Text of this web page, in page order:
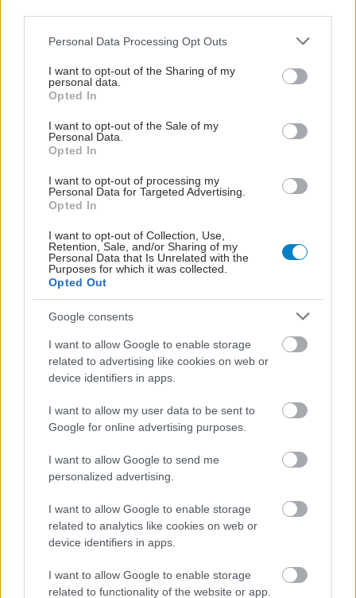
Please note that this website/app uses one or more Google
not limited to your visit or usage behaviour. You may click to
grant or deny consent to Google and its third-party tags to
use your data for below specified purposes in below Google
consent section.
Personal Data Processing Opt Outs
I want to opt-out of the Sharing of my
personal data.
Opted In
I want to opt-out of the Sale of my
Personal Data.
Opted In
I want to opt-out of processing my
Personal Data for Targeted Advertising.
Opted In
I want to opt-out of Collection, Use,
Retention, Sale, and/or Sharing of my
Personal Data that Is Unrelated with the
Purposes for which it was collected.
Opted Out
Google consents
I want to allow Google to enable storage
related to advertising like cookies on web or
device identifiers in apps.
I want to allow my user data to be sent to
Google for online advertising purposes.
I want to allow Google to send me
personalized advertising.
I want to allow Google to enable storage
related to analytics like cookies on web or
device identifiers in apps.
I want to allow Google to enable storage
related to functionality of the website or app.
ΜΠΕΙΤΕ ΣΤΗ ΣΥΖΗΤΗΣΗ
Loading...
Προσθήκη Σχολίου
ΣΗΜΕΡΑ ΣΤΟ IATRONET.GR